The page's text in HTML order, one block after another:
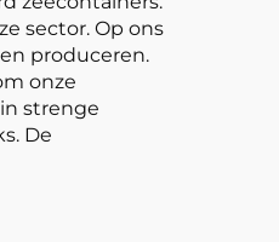
sector. Op ons
produceren.
onze
strenge
De